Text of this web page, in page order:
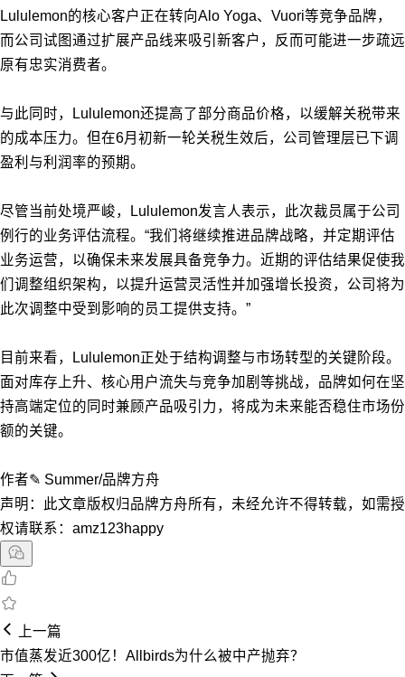
Lululemon的核心客户正在转向Alo Yoga、Vuori等竞争品牌，
而公司试图通过扩展产品线来吸引新客户，反而可能进一步疏远
原有忠实消费者。
与此同时，Lululemon还提高了部分商品价格，以缓解关税带来
的成本压力。但在6月初新一轮关税生效后，公司管理层已下调
盈利与利润率的预期。
尽管当前处境严峻，Lululemon发言人表示，此次裁员属于公司
例行的业务评估流程。“我们将继续推进品牌战略，并定期评估
业务运营，以确保未来发展具备竞争力。近期的评估结果促使我
们调整组织架构，以提升运营灵活性并加强增长投资，公司将为
此次调整中受到影响的员工提供支持。”
目前来看，Lululemon正处于结构调整与市场转型的关键阶段。
面对库存上升、核心用户流失与竞争加剧等挑战，品牌如何在坚
持高端定位的同时兼顾产品吸引力，将成为未来能否稳住市场份
额的关键。
作者✎ Summer/品牌方舟
声明：此文章版权归品牌方舟所有，未经允许不得转载，如需授
权请联系：amz123happy
上一篇
市值蒸发近300亿！Allbirds为什么被中产抛弃？